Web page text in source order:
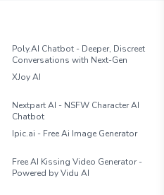
Poly.AI Chatbot - Deeper, Discreet
Conversations with Next-Gen
XJoy AI
Nextpart AI - NSFW Character AI
Chatbot
Ipic.ai - Free Ai Image Generator
Free AI Kissing Video Generator -
Powered by Vidu AI